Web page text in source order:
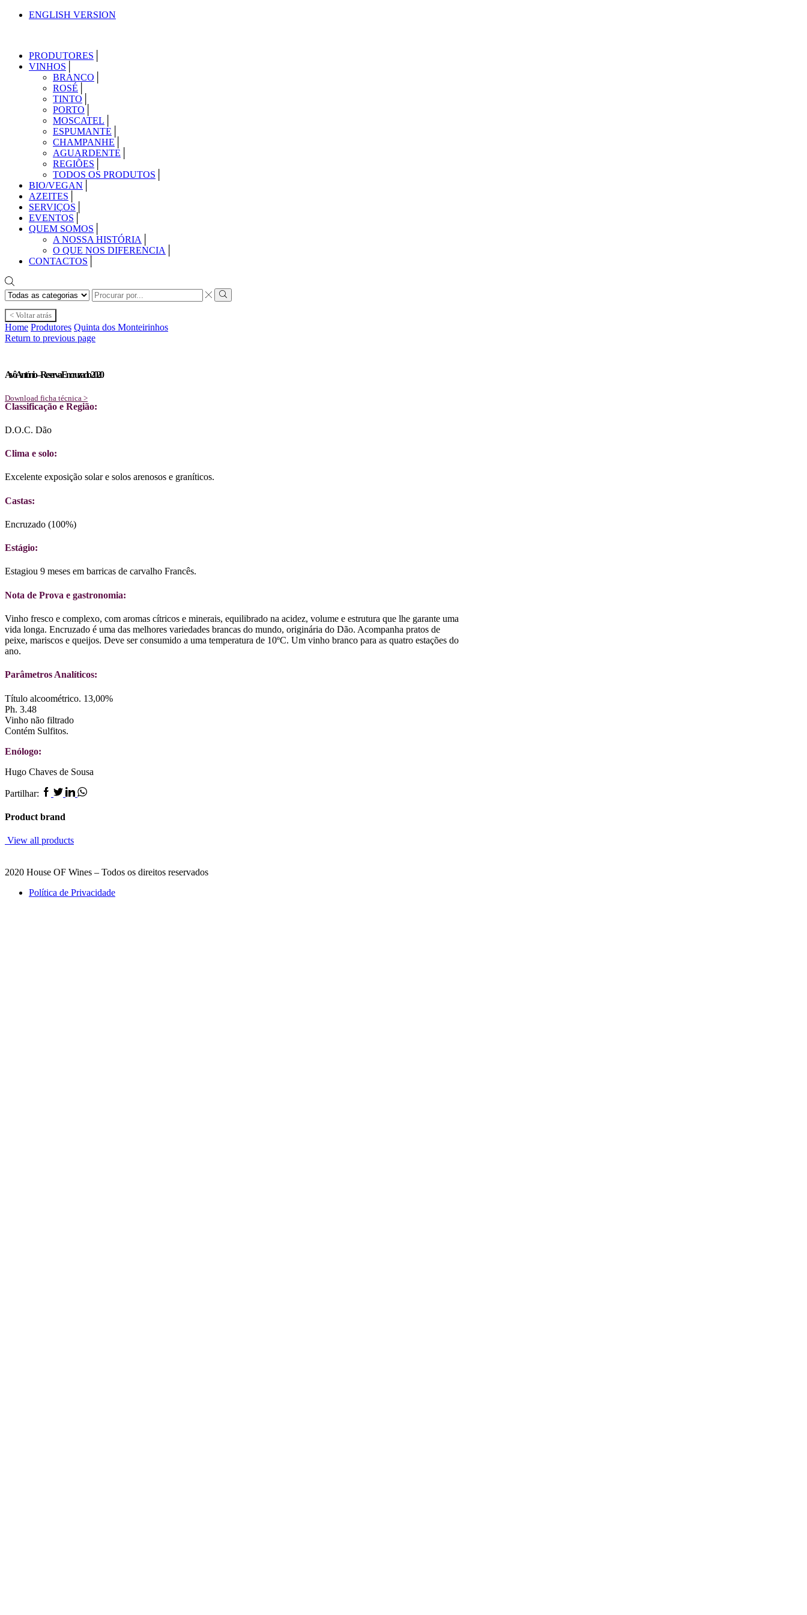
ENGLISH VERSION
PRODUTORES
VINHOS
BRANCO
ROSÉ
TINTO
PORTO
MOSCATEL
ESPUMANTE
CHAMPANHE
AGUARDENTE
REGIÕES
TODOS OS PRODUTOS
BIO/VEGAN
AZEITES
SERVIÇOS
EVENTOS
QUEM SOMOS
A NOSSA HISTÓRIA
O QUE NOS DIFERENCIA
CONTACTOS
Search
input
Search
< Voltar atrás
Home Produtores Quinta dos Monteirinhos
Return to previous page
Avô António – Reserva Encruzado 2020
Download ficha técnica >
Classificação e Região:
D.O.C. Dão
Clima e solo:
Excelente exposição solar e solos arenosos e graníticos.
Castas:
Encruzado (100%)
Estágio:
Estagiou 9 meses em barricas de carvalho Francês.
Nota de Prova e gastronomia:
Vinho fresco e complexo, com aromas cítricos e minerais, equilibrado na acidez, volume e estrutura que lhe garante uma
vida longa. Encruzado é uma das melhores variedades brancas do mundo, originária do Dão. Acompanha pratos de
peixe, mariscos e queijos. Deve ser consumido a uma temperatura de 10ºC. Um vinho branco para as quatro estações do
ano.
Parâmetros Analíticos:
Título alcoométrico. 13,00%
Ph. 3.48
Vinho não filtrado
Contém Sulfitos.
Enólogo:
Hugo Chaves de Sousa
Partilhar: Facebook
TwitterLinkedin
Whatsapp
Product brand
View all products
2020 House OF Wines – Todos os direitos reservados
Política de Privacidade